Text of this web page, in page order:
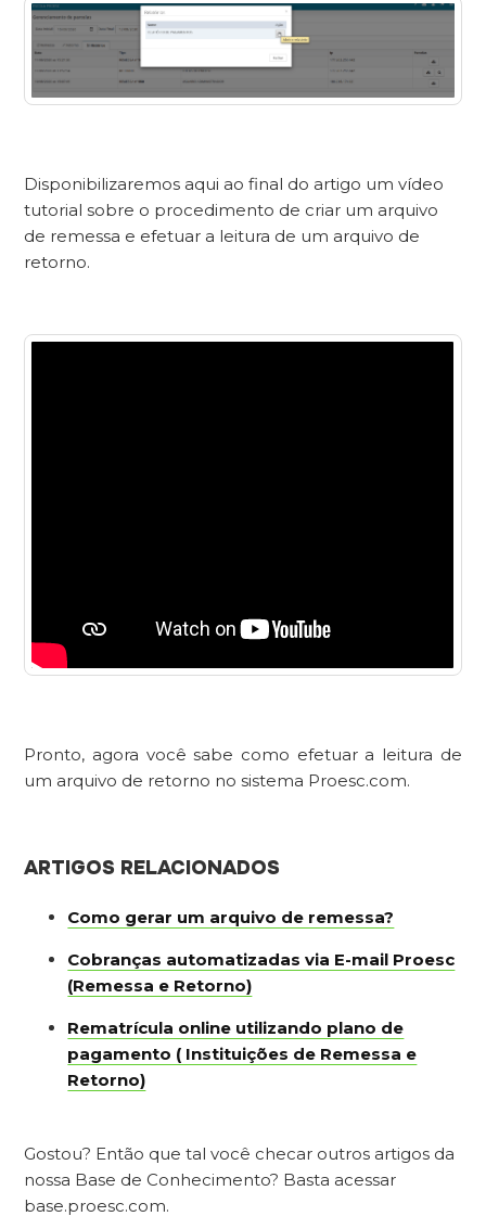
Disponibilizaremos aqui ao final do artigo um vídeo
tutorial sobre o procedimento de criar um arquivo
de remessa e efetuar a leitura de um arquivo de
retorno.
Pronto, agora você sabe como efetuar a leitura de
um arquivo de retorno no sistema Proesc.com.
ARTIGOS RELACIONADOS
Como gerar um arquivo de remessa?
Cobranças automatizadas via E-mail Proesc
(Remessa e Retorno)
Rematrícula online utilizando plano de
pagamento ( Instituições de Remessa e
Retorno)
Gostou? Então que tal você checar outros artigos da
nossa Base de Conhecimento? Basta acessar
base.proesc.com.